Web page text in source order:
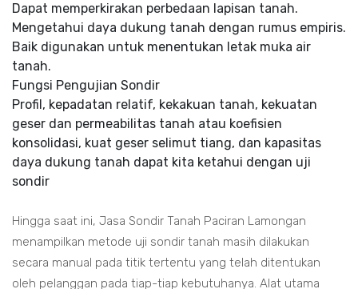
Dapat memperkirakan perbedaan lapisan tanah.
Mengetahui daya dukung tanah dengan rumus empiris.
Baik digunakan untuk menentukan letak muka air
tanah.
Fungsi Pengujian Sondir
Profil, kepadatan relatif, kekakuan tanah, kekuatan
geser dan permeabilitas tanah atau koefisien
konsolidasi, kuat geser selimut tiang, dan kapasitas
daya dukung tanah dapat kita ketahui dengan uji
sondir
Hingga saat ini, Jasa Sondir Tanah Paciran Lamongan
menampilkan metode uji sondir tanah masih dilakukan
secara manual pada titik tertentu yang telah ditentukan
oleh pelanggan pada tiap-tiap kebutuhanya. Alat utama